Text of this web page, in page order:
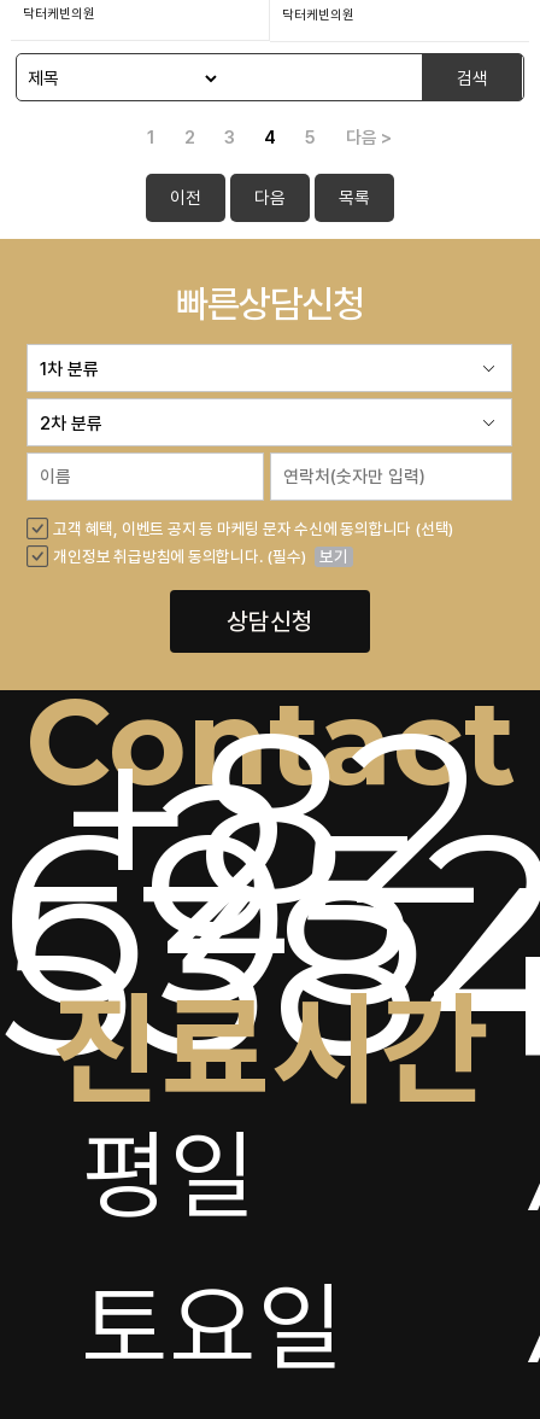
닥터케빈의원 닥터케빈의원
검색
1 2 3 4 5 다음 >
이전 다음 목록
빠른상담신청
고객 혜택, 이벤트 공지 등 마케팅 문자 수신에 동의합니다 (선택)
개인정보 취급방침에 동의합니다. (필수)
보기
상담신청
Contact
+82
2-
진료시간
평일
토요일